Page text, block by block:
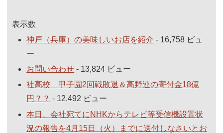
表示数
神戸（兵庫）の美味しいお店を紹介 - 16,758 ビュ
ー
お問い合わせ - 13,824 ビュー
社高校 甲子園2回戦敗退＆高野連の寄付金18億
円？？ - 12,492 ビュー
本日、会社宛てにNHKからテレビ等受信機設置状
況の報告を4月15日（火）までに送付しなさいとお